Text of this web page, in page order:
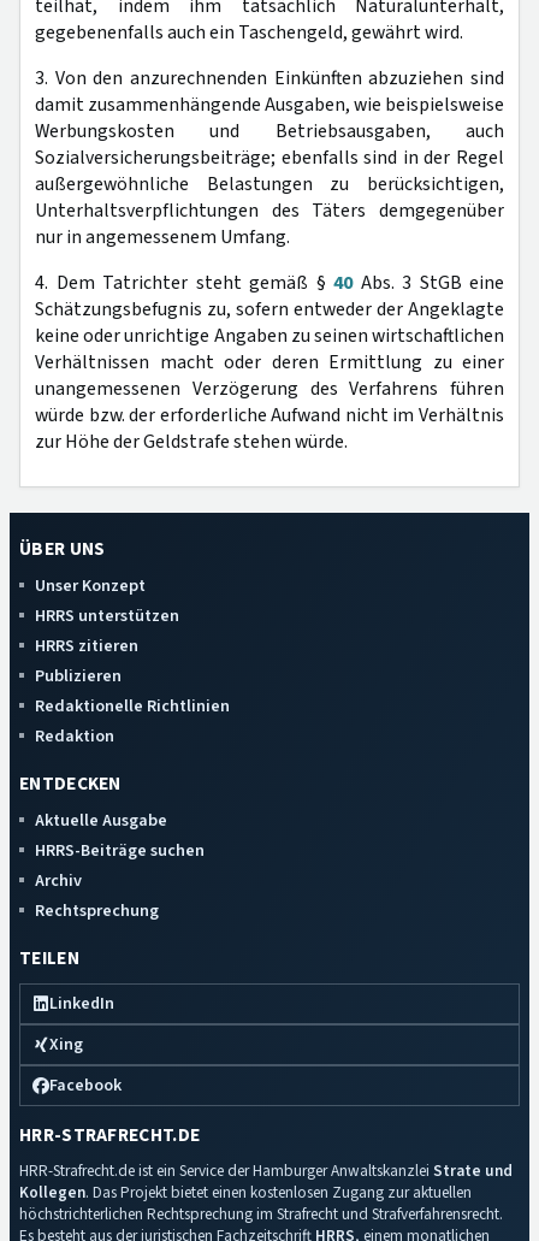
teilhat, indem ihm tatsächlich Naturalunterhalt,
gegebenenfalls auch ein Taschengeld, gewährt wird.
3. Von den anzurechnenden Einkünften abzuziehen sind
damit zusammenhängende Ausgaben, wie beispielsweise
Werbungskosten und Betriebsausgaben, auch
Sozialversicherungsbeiträge; ebenfalls sind in der Regel
außergewöhnliche Belastungen zu berücksichtigen,
Unterhaltsverpflichtungen des Täters demgegenüber
nur in angemessenem Umfang.
4. Dem Tatrichter steht gemäß § 40Abs. 3 StGB eine
Schätzungsbefugnis zu, sofern entweder der Angeklagte
keine oder unrichtige Angaben zu seinen wirtschaftlichen
Verhältnissen macht oder deren Ermittlung zu einer
unangemessenen Verzögerung des Verfahrens führen
würde bzw. der erforderliche Aufwand nicht im Verhältnis
zur Höhe der Geldstrafe stehen würde.
ÜBER UNS
Unser Konzept
HRRS unterstützen
HRRS zitieren
Publizieren
Redaktionelle Richtlinien
Redaktion
ENTDECKEN
Aktuelle Ausgabe
HRRS-Beiträge suchen
Archiv
Rechtsprechung
TEILEN
LinkedIn
Xing
Facebook
HRR-STRAFRECHT.DE
HRR-Strafrecht.de ist ein Service der Hamburger Anwaltskanzlei Strate und
Kollegen. Das Projekt bietet einen kostenlosen Zugang zur aktuellen
höchstrichterlichen Rechtsprechung im Strafrecht und Strafverfahrensrecht.
Es besteht aus der juristischen Fachzeitschrift HRRS, einem monatlichen